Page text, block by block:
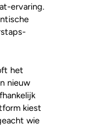
ervaring.
het
nieuw
kiest
wie